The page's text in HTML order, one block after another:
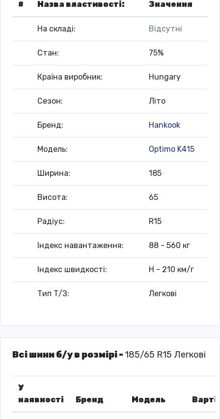
# Назва властивості: Значення
На складі: Відсутні
Стан: 75%
Країна виробник: Hungary
Сезон: Літо
Бренд: Hankook
Модель: Optimo K415
Ширина: 185
Висота: 65
Радіус: R15
Індекс навантаження: 88 - 560 кг
Індекс швидкості: H - 210 км/г
Тип Т/З: Легкові
Всі шини б/у в розмірі - 185/65 R15 Легкові
У
наявності
Бренд Модель